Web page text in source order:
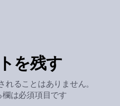
を残す
れることはありません。
欄は必須項目です